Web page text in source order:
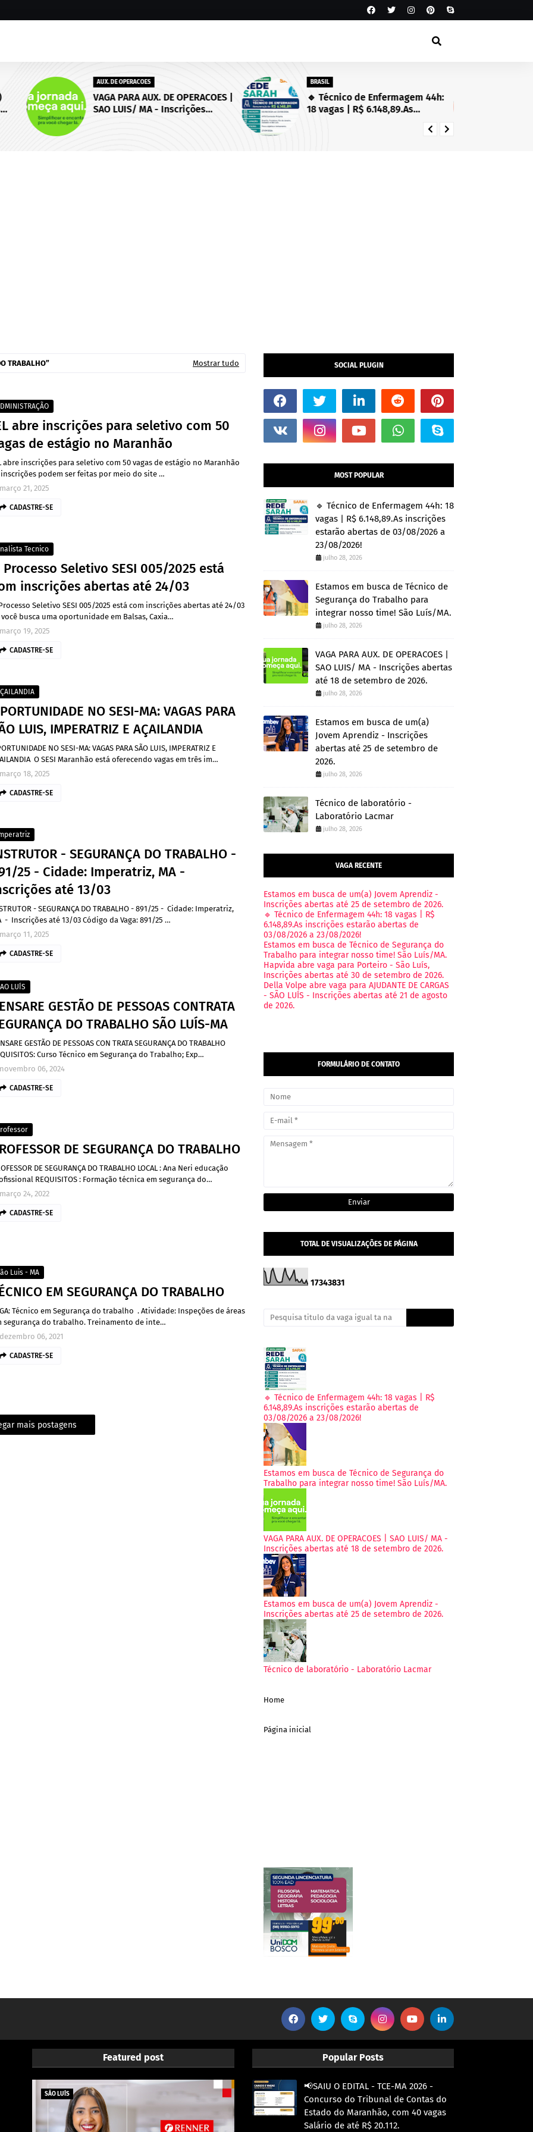
AUX. DE OPERACOES
VAGA PARA AUX. DE OPERACOES |
SAO LUIS/ MA - Inscrições
BRASIL
🔹 Técnico de Enfermagem 44h:
18 vagas | R$ 6.148,89.As
TRABALHO Mostrar tudo
abre inscrições para seletivo com 50
de estágio no Maranhão
abre inscrições para seletivo com 50 vagas de estágio no Maranhão
inscrições podem ser feitas por meio do site …
março 21, 2025
CADASTRE-SE
Tecnico
Processo Seletivo SESI 005/2025 está
inscrições abertas até 24/03
Seletivo SESI 005/2025 está com inscrições abertas até 24/03
você busca uma oportunidade em Balsas, Caxia…
março 19, 2025
CADASTRE-SE
NO SESI-MA: VAGAS PARA
LUIS, IMPERATRIZ E AÇAILANDIA
NO SESI-MA: VAGAS PARA SÃO LUIS, IMPERATRIZ E
O SESI Maranhão está oferecendo vagas em três im…
março 18, 2025
CADASTRE-SE
- SEGURANÇA DO TRABALHO -
25 - Cidade: Imperatriz, MA -
até 13/03
- SEGURANÇA DO TRABALHO - 891/25 - Cidade: Imperatriz,
- Inscrições até 13/03 Código da Vaga: 891/25 …
março 11, 2025
CADASTRE-SE
LUÍS
GESTÃO DE PESSOAS CONTRATA
DO TRABALHO SÃO LUÍS-MA
GESTÃO DE PESSOAS CON TRATA SEGURANÇA DO TRABALHO
Curso Técnico em Segurança do Trabalho; Exp…
novembro 06, 2024
CADASTRE-SE
DE SEGURANÇA DO TRABALHO
DE SEGURANÇA DO TRABALHO LOCAL : Ana Neri educação
REQUISITOS : Formação técnica em segurança do…
março 24, 2022
CADASTRE-SE
Luis - MA
EM SEGURANÇA DO TRABALHO
Técnico em Segurança do trabalho . Atividade: Inspeções de áreas
segurança do trabalho. Treinamento de inte…
dezembro 06, 2021
CADASTRE-SE
mais postagens
SOCIAL PLUGIN
MOST POPULAR
🔹 Técnico de Enfermagem 44h: 18
vagas | R$ 6.148,89.As inscrições
estarão abertas de 03/08/2026 a
23/08/2026!
julho 28, 2026
Estamos em busca de Técnico de
Segurança do Trabalho para
integrar nosso time! São Luís/MA.
julho 28, 2026
VAGA PARA AUX. DE OPERACOES |
SAO LUIS/ MA - Inscrições abertas
até 18 de setembro de 2026.
julho 28, 2026
Estamos em busca de um(a)
Jovem Aprendiz - Inscrições
abertas até 25 de setembro de
2026.
julho 28, 2026
Técnico de laboratório -
Laboratório Lacmar
julho 28, 2026
VAGA RECENTE
Estamos em busca de um(a) Jovem Aprendiz -
Inscrições abertas até 25 de setembro de 2026.
🔹 Técnico de Enfermagem 44h: 18 vagas | R$
6.148,89.As inscrições estarão abertas de
03/08/2026 a 23/08/2026!
Estamos em busca de Técnico de Segurança do
Trabalho para integrar nosso time! São Luís/MA.
Hapvida abre vaga para Porteiro - São Luís,
Inscrições abertas até 30 de setembro de 2026.
Della Volpe abre vaga para AJUDANTE DE CARGAS
- SÃO LUÍS - Inscrições abertas até 21 de agosto
de 2026.
FORMULÁRIO DE CONTATO
TOTAL DE VISUALIZAÇÕES DE PÁGINA
17343831
🔹 Técnico de Enfermagem 44h: 18 vagas | R$
6.148,89.As inscrições estarão abertas de
03/08/2026 a 23/08/2026!
Estamos em busca de Técnico de Segurança do
Trabalho para integrar nosso time! São Luís/MA.
VAGA PARA AUX. DE OPERACOES | SAO LUIS/ MA -
Inscrições abertas até 18 de setembro de 2026.
Estamos em busca de um(a) Jovem Aprendiz -
Inscrições abertas até 25 de setembro de 2026.
Técnico de laboratório - Laboratório Lacmar
Home
Página inicial
Featured post
SÃO LUÍS
Popular Posts
📢SAIU O EDITAL - TCE-MA 2026 -
Concurso do Tribunal de Contas do
Estado do Maranhão, com 40 vagas
Salário de até R$ 20.112.